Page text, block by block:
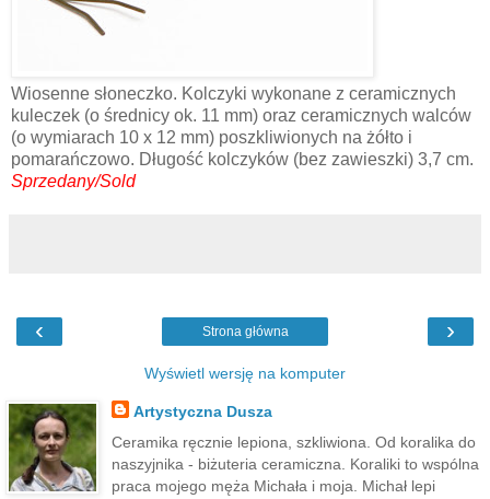
Wiosenne słoneczko. Kolczyki wykonane z ceramicznych
kuleczek (o średnicy ok. 11 mm) oraz ceramicznych walców
(o wymiarach 10 x 12 mm) poszkliwionych na żółto i
pomarańczowo. Długość kolczyków (bez zawieszki) 3,7 cm.
Sprzedany/Sold
‹ ›
Strona główna
Wyświetl wersję na komputer
Artystyczna Dusza
Ceramika ręcznie lepiona, szkliwiona. Od koralika do
naszyjnika - biżuteria ceramiczna. Koraliki to wspólna
praca mojego męża Michała i moja. Michał lepi